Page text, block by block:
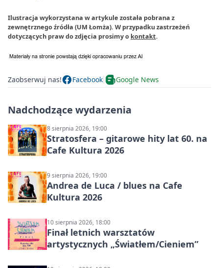
Ilustracja wykorzystana w artykule została pobrana z
zewnętrznego źródła (UM Łomża). W przypadku zastrzeżeń
dotyczących praw do zdjęcia prosimy o kontakt.
Zaobserwuj nas! Facebook Google News
Nadchodzące wydarzenia
8 sierpnia 2026, 19:00
Stratosfera – gitarowe hity lat 60. na
Cafe Kultura 2026
9 sierpnia 2026, 19:00
Andrea de Luca / blues na Cafe
Kultura 2026
10 sierpnia 2026, 18:00
Finał letnich warsztatów
artystycznych „Światłem/Cieniem”